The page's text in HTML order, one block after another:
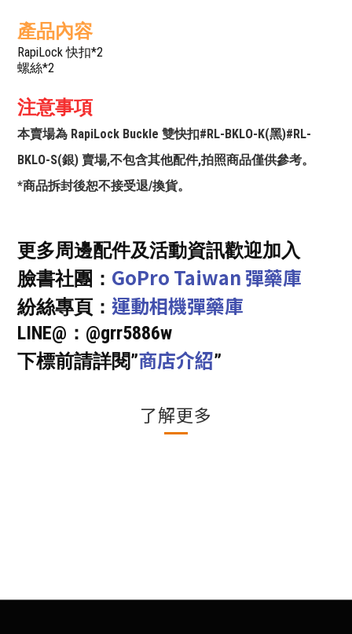
產品內容
RapiLock 快扣*2
螺絲*2
注意事項
本賣場為 RapiLock Buckle 雙快扣#RL-BKLO-K(黑)#RL-
BKLO-S(銀) 賣場,不包含其他配件,拍照商品僅供參考。
*商品拆封後恕不接受退/換貨。
更多周邊配件及活動資訊歡迎加入
臉書社團： GoPro Taiwan 彈藥庫
紛絲專頁： 運動相機彈藥庫
LINE@：@grr5886w
下標前請詳閱”商店介紹”
了解更多